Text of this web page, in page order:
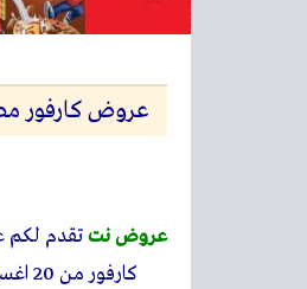
عروض كارفور مصر اليوم 20 اغسطس حتى 23 اغسطس
عروض نتتقدم
كارفور من 20 اغسطس حتى 23 اغسطس 2025 توفير كبير اوحتى نفاذ الكمية بجميع فروع كارفور هايبر وماركت.